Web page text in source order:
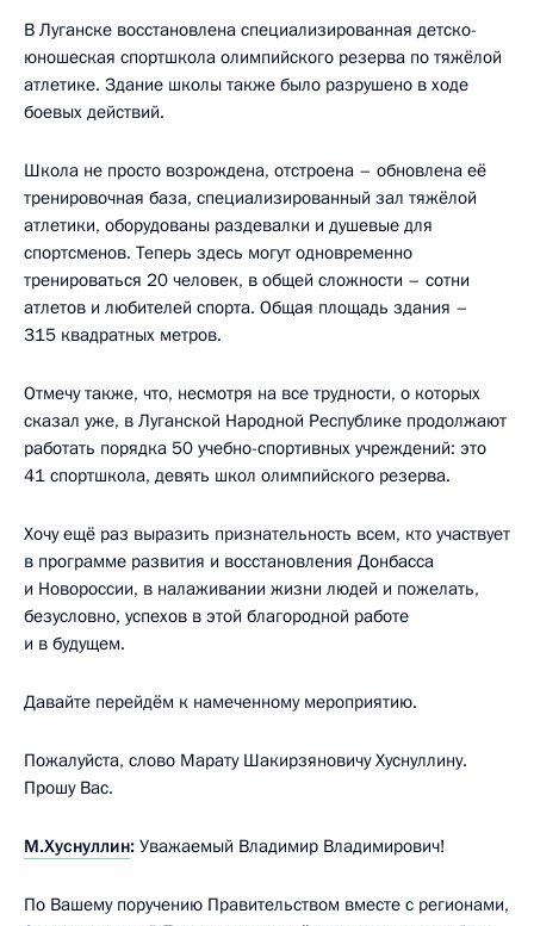
В Луганске восстановлена специализированная детско-
юношеская спортшкола олимпийского резерва по тяжёлой
атлетике. Здание школы также было разрушено в ходе
боевых действий.
Школа не просто возрождена, отстроена – обновлена её
тренировочная база, специализированный зал тяжёлой
атлетики, оборудованы раздевалки и душевые для
спортсменов. Теперь здесь могут одновременно
тренироваться 20 человек, в общей сложности – сотни
атлетов и любителей спорта. Общая площадь здания –
315 квадратных метров.
Отмечу также, что, несмотря на все трудности, о которых
сказал уже, в Луганской Народной Республике продолжают
работать порядка 50 учебно-спортивных учреждений: это
41 спортшкола, девять школ олимпийского резерва.
Хочу ещё раз выразить признательность всем, кто участвует
в программе развития и восстановления Донбасса
и Новороссии, в налаживании жизни людей и пожелать,
безусловно, успехов в этой благородной работе
и в будущем.
Давайте перейдём к намеченному мероприятию.
Пожалуйста, слово Марату Шакирзяновичу Хуснуллину.
Прошу Вас.
М.Хуснуллин: Уважаемый Владимир Владимирович!
По Вашему поручению Правительством вместе с регионами,